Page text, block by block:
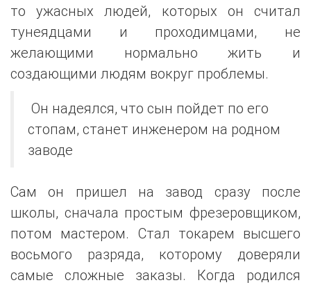
то ужасных людей, которых он считал
тунеядцами и проходимцами, не
желающими нормально жить и
создающими людям вокруг проблемы.
Он надеялся, что сын пойдет по его
стопам, станет инженером на родном
заводе
Сам он пришел на завод сразу после
школы, сначала простым фрезеровщиком,
потом мастером. Стал токарем высшего
восьмого разряда, которому доверяли
самые сложные заказы. Когда родился